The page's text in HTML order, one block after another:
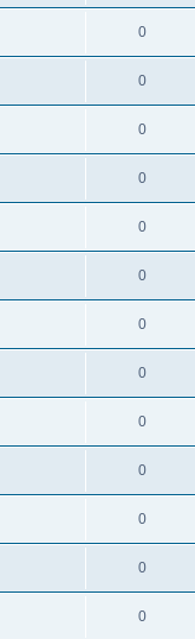
0
0
0
0
0
0
0
0
0
0
0
0
0